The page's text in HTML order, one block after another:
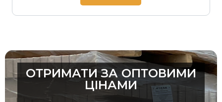
ОТРИМАТИ ЗА ОПТОВИМИ
ЦІНАМИ